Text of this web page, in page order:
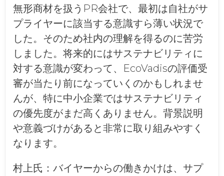
無形商材を扱うPR会社で、最初は自社がサ
プライヤーに該当する意識すら薄い状況で
した。そのため社内の理解を得るのに苦労
しました。将来的にはサステナビリティに
対する意識が変わって、EcoVadisの評価受
審が当たり前になっていくのかもしれませ
んが、特に中小企業ではサステナビリティ
の優先度がまだ高くありません。背景説明
や意義づけがあると非常に取り組みやすく
なります。
村上氏： バイヤーからの働きかけは、サプ